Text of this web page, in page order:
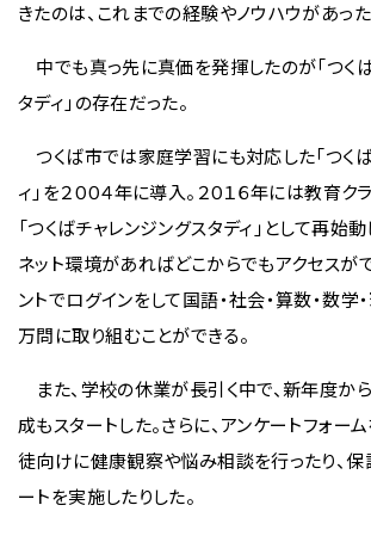
きたのは、これまでの経験やノウハウがあっ
中でも真っ先に真価を発揮したのが「つく
タディ」の存在だった。
つくば市では家庭学習にも対応した「つく
ィ」を２００４年に導入。２０１６年には教育ク
「つくばチャレンジングスタディ」として再始
ネット環境があればどこからでもアクセスが
ントでログインをして国語・社会・算数・数学
万問に取り組むことができる。
また、学校の休業が長引く中で、新年度か
成もスタートした。さらに、アンケートフォー
徒向けに健康観察や悩み相談を行ったり、
ートを実施したりした。